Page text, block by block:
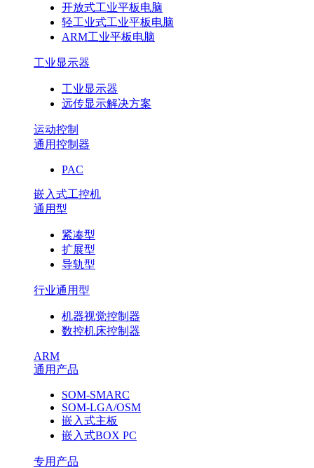
开放式工业平板电脑
轻工业式工业平板电脑
ARM工业平板电脑
工业显示器
工业显示器
远传显示解决方案
运动控制
通用控制器
PAC
嵌入式工控机
通用型
紧凑型
扩展型
导轨型
行业通用型
机器视觉控制器
数控机床控制器
ARM
通用产品
SOM-SMARC
SOM-LGA/OSM
嵌入式主板
嵌入式BOX PC
专用产品